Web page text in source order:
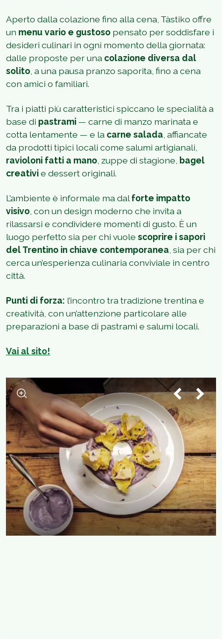
Aperto dalla colazione fino alla cena, Tàstiko offre
un menu vario e gustoso pensato per soddisfare i
desideri culinari in ogni momento della giornata:
dalle proposte per una colazione diversa dal
solito , a una pausa pranzo saporita, fino a cena
con amici o familiari.
Tra i piatti più caratteristici spiccano le specialità a
base di pastrami — carne di manzo marinata e
cotta lentamente — e la carne salada , affiancate
da prodotti tipici locali come salumi artigianali,
ravioloni fatti a mano , zuppe di stagione, bagel
creativie dessert originali.
L’ambiente è informale ma dal forte impatto
visivo , con un design moderno che invita a
rilassarsi e condividere momenti di gusto. È un
luogo perfetto sia per chi vuole scoprire i sapori
del Trentino in chiave contemporanea , sia per chi
cerca un’esperienza culinaria conviviale in centro
città.
Punti di forza: l’incontro tra tradizione trentina e
creatività, con un’attenzione particolare alle
preparazioni a base di pastrami e salumi locali.
Vai al sito!